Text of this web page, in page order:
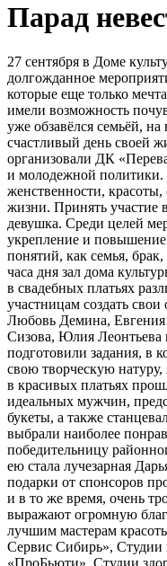
Парад
27 сентября в Доме
долгожданное
которые еще только
имели возможность
уже обзавёлся семьёй,
счастливый день своей
организовали ДК
и молодежной политики.
женственности, красоты,
жизни. Принять участие
девушка. Среди целей
укрепление и
понятий, как семья,
часа дня зал дома
в свадебных платьях
участницам создать
Любовь Демина,
Сизова, Юлия
подготовили задания, в
свою творческую
в красивых платьях
идеальных мужчин,
букеты, а также
выбрали наиболее
победительницу
ею стала лучезарная
подарки от спонсоров
и в то же время, очень
выражают огромную
лучшим мастерам
Сервис Сибирь», Студии
«ПроБьюти», Студии